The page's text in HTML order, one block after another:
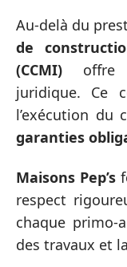
Au-delà du
de
(CCMI) offre
juridique. Ce
l’exécution du
garanties
Maisons Pep’s
respect
chaque primo-
des travaux et